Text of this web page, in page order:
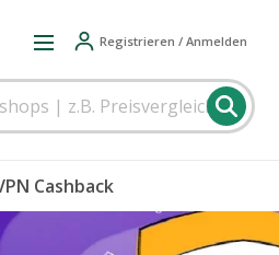
Registrieren / Anmelden
Cashback